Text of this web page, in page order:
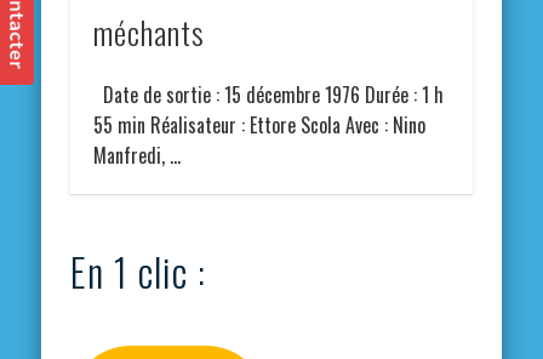
méchants
Date de sortie : 15 décembre 1976 Durée : 1 h
55 min Réalisateur : Ettore Scola Avec : Nino
Manfredi, …
En 1 clic :